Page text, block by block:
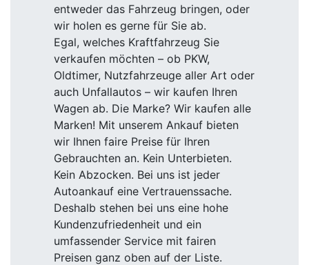
entweder das Fahrzeug bringen, oder
wir holen es gerne für Sie ab.
Egal, welches Kraftfahrzeug Sie
verkaufen möchten – ob PKW,
Oldtimer, Nutzfahrzeuge aller Art oder
auch Unfallautos – wir kaufen Ihren
Wagen ab. Die Marke? Wir kaufen alle
Marken! Mit unserem Ankauf bieten
wir Ihnen faire Preise für Ihren
Gebrauchten an. Kein Unterbieten.
Kein Abzocken. Bei uns ist jeder
Autoankauf eine Vertrauenssache.
Deshalb stehen bei uns eine hohe
Kundenzufriedenheit und ein
umfassender Service mit fairen
Preisen ganz oben auf der Liste.